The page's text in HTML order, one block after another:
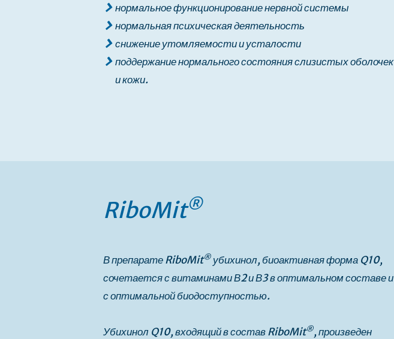
нормальное функционирование нервной системы
нормальная психическая деятельность
снижение утомляемости и усталости
поддержание нормального состояния слизистых оболочек
и кожи.
RiboMit®
В препарате RiboMit® убихинол, биоактивная форма Q10,
сочетается с витаминами В2 и В3 в оптимальном составе и
с оптимальной биодоступностью.
Убихинол Q10, входящий в состав RiboMit®, произведен